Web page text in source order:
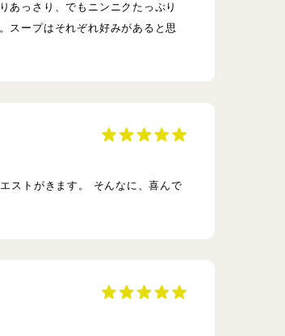
あっさり、でもニンニクたっぷり
スープはそれぞれ好みがあると思
ストがきます。 そんなに、喜んで